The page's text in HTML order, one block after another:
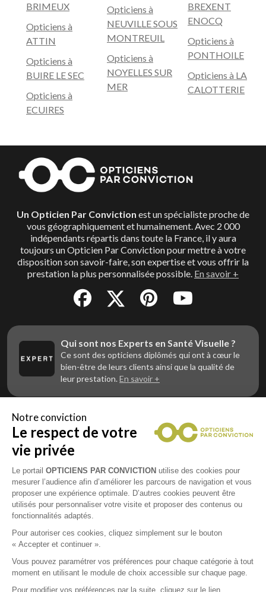
BRIMEUX
Opticiens à
ATTIN
Opticiens à
BUIRE LE SEC
Opticiens à
ECUIRES
Opticiens à
NEUVILLE SOUS
MONTREUIL
Opticiens à
NOYELLES SUR
MER
BREXENT
ENOCQ
Opticiens à
PONTHOILE
Opticiens à LA
CALOTTERIE
Un Opticien Par Conviction est un spécialiste proche de
vous géographiquement et humainement. Avec 2 000
indépendants répartis dans toute la France, il y aura
toujours un Opticien Par Conviction pour mettre à votre
disposition son savoir-faire, son expertise et vous offrir la
prestation la plus personnalisée possible. En savoir +
Qui sont nos Experts en Santé Visuelle ?
Ce sont des opticiens diplômés qui ont à cœur le
bien-être de leurs clients ainsi que la qualité de
leur prestation. En savoir +
Vous êtes un professionnel de la vue et
vous souhaitez nous rejoindre ?
Contactez Alliance Optic, la centrale d’achats et
d’accompagnement des opticiens indépendants
Notre conviction
Le respect de votre
vie privée
Le portail OPTICIENS PAR CONVICTION utilise des cookies pour
mesurer l’audience afin d’améliorer les parcours de navigation et vous
proposer une expérience optimale. D’autres cookies peuvent être
utilisés pour personnaliser votre visite et proposer des contenus ou
fonctionnalités adaptés.
Pour autoriser ces cookies, cliquez simplement sur le bouton
« Accepter et continuer ».
Vous pouvez paramétrer vos préférences pour chaque catégorie à tout
moment en utilisant le module de choix accessible sur chaque page.
Pour modifier vos préférences par la suite, cliquez sur le lien